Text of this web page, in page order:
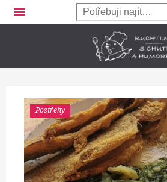
menu
Postřehy